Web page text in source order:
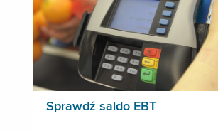
Sprawdź saldo EBT